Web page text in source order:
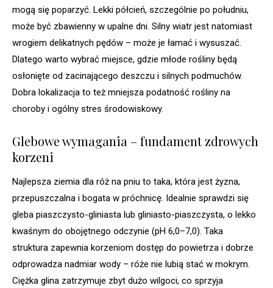
mogą się poparzyć. Lekki półcień, szczególnie po południu,
może być zbawienny w upalne dni. Silny wiatr jest natomiast
wrogiem delikatnych pędów – może je łamać i wysuszać.
Dlatego warto wybrać miejsce, gdzie młode rośliny będą
osłonięte od zacinającego deszczu i silnych podmuchów.
Dobra lokalizacja to też mniejsza podatność rośliny na
choroby i ogólny stres środowiskowy.
Glebowe wymagania – fundament zdrowych
korzeni
Najlepsza ziemia dla róż na pniu to taka, która jest żyzna,
przepuszczalna i bogata w próchnicę. Idealnie sprawdzi się
gleba piaszczysto-gliniasta lub gliniasto-piaszczysta, o lekko
kwaśnym do obojętnego odczynie (pH 6,0–7,0). Taka
struktura zapewnia korzeniom dostęp do powietrza i dobrze
odprowadza nadmiar wody – róże nie lubią stać w mokrym.
Ciężka glina zatrzymuje zbyt dużo wilgoci, co sprzyja